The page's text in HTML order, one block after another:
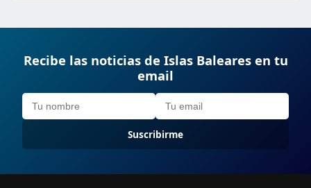
Recibe las noticias de Islas Baleares en tu
email
Suscribirme